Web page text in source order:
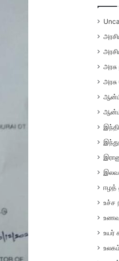
ஈழத்
உச்ச
உணவு
உயர்